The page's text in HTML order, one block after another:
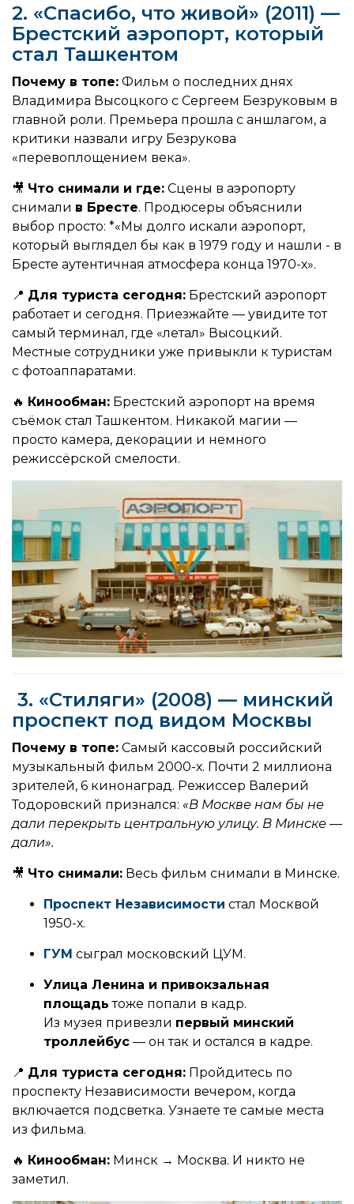
2. «Спасибо, что живой» (2011) —
Брестский аэропорт, который
стал Ташкентом
Почему в топе: Фильм о последних днях
Владимира Высоцкого с Сергеем Безруковым в
главной роли. Премьера прошла с аншлагом, а
критики назвали игру Безрукова
«перевоплощением века».
🎥 Что снимали и где: Сцены в аэропорту
снимали в Бресте. Продюсеры объяснили
выбор просто: *«Мы долго искали аэропорт,
который выглядел бы как в 1979 году и нашли - в
Бресте аутентичная атмосфера конца 1970-х».
📍 Для туриста сегодня: Брестский аэропорт
работает и сегодня. Приезжайте — увидите тот
самый терминал, где «летал» Высоцкий.
Местные сотрудники уже привыкли к туристам
с фотоаппаратами.
🔥 Кинообман: Брестский аэропорт на время
съёмок стал Ташкентом. Никакой магии —
просто камера, декорации и немного
режиссёрской смелости.
3. «Стиляги» (2008) — минский
проспект под видом Москвы
Почему в топе: Самый кассовый российский
музыкальный фильм 2000-х. Почти 2 миллиона
зрителей, 6 кинонаград. Режиссер Валерий
Тодоровский признался: «В Москве нам бы не
дали перекрыть центральную улицу. В Минске —
дали».
🎥 Что снимали: Весь фильм снимали в Минске.
Проспект Независимости стал Москвой
1950-х.
ГУМ сыграл московский ЦУМ.
Улица Ленина и привокзальная
площадь тоже попали в кадр.
Из музея привезли первый минский
троллейбус — он так и остался в кадре.
📍 Для туриста сегодня: Пройдитесь по
проспекту Независимости вечером, когда
включается подсветка. Узнаете те самые места
из фильма.
🔥 Кинообман: Минск → Москва. И никто не
заметил.